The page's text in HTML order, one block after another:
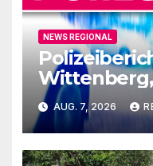
NEWS REGIONAL
AUG. 7, 2026